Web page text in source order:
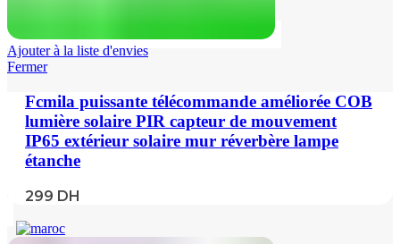
Ajouter à la liste d'envies
Fermer
Fcmila puissante télécommande améliorée COB
lumière solaire PIR capteur de mouvement
IP65 extérieur solaire mur réverbère lampe
étanche
299 DH